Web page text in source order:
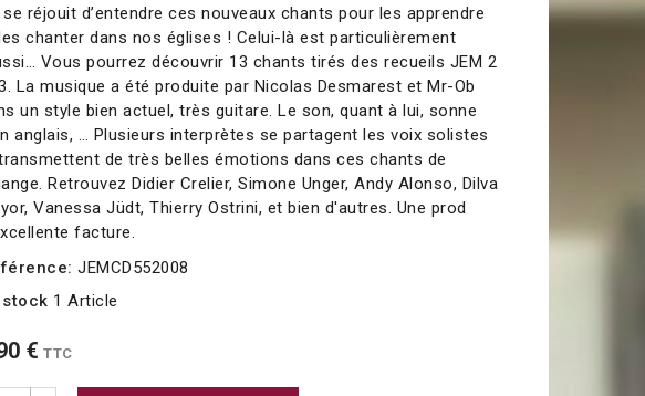
se réjouit d’entendre ces nouveaux chants pour les apprendre
chanter dans nos églises ! Celui-là est particulièrement
Vous pourrez découvrir 13 chants tirés des recueils JEM 2
La musique a été produite par Nicolas Desmarest et Mr-Ob
un style bien actuel, très guitare. Le son, quant à lui, sonne
anglais, … Plusieurs interprètes se partagent les voix solistes
de très belles émotions dans ces chants de
Retrouvez Didier Crelier, Simone Unger, Andy Alonso, Dilva
Vanessa Jüdt, Thierry Ostrini, et bien d'autres. Une prod
facture.
JEMCD552008
stock 1 Article
€ TTC